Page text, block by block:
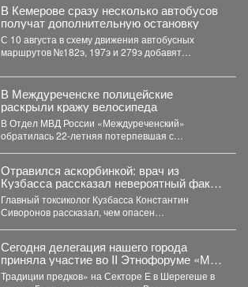
В Кемерове сразу несколько автобусов
получат дополнительную остановку
С 10 августа в схему движения автобусных
маршрутов №182э, 197э и 279э добавят
В Междуреченске полицейские
раскрыли кражу велосипеда
В Отдел МВД России «Междуреченский»
обратилась 22-летняя потерпевшая с
Отравился аскорбинкой: врач из
Кузбасса рассказал невероятный факт
о популярном витамине
Главный токсиколог Кузбасса Константин
Сиворонов рассказал, чем опасен
Сегодня делегация нашего города
приняла участие во II Этнофоруме «Мир
коренных народов.
Традиции предков» на Секторе Е в Шерегеше в